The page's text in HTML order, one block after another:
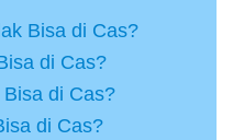
Bisa di Cas?
di Cas?
di Cas?
di Cas?